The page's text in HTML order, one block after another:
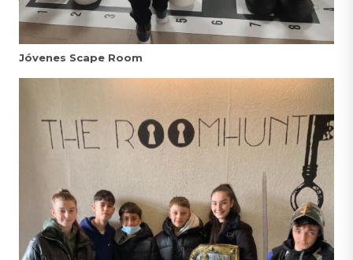
Jóvenes Scape Room